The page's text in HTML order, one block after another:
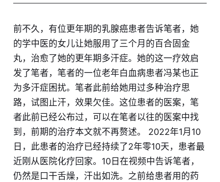
​前不久，有位更年期的乳腺癌患者告诉笔者，她
的学中医的女儿让她服用了三个月的百合固金
丸，治愈了她的更年期多汗症。她的这一疗效启
发了笔者，笔者的一位老年白血病患者冯某也正
为多汗症困扰。笔者此前给她用过多种治疗思
路，试图止汗，效果欠佳。这位患者的医案，笔
者此前已经公布过，可以在笔者以往的医案中找
到，前期的治疗本文就不再赘述。 2022年1月10
日，此患者的治疗已经持续了2年零10天，患者最
近刚从医院化疗回家。10日在视频中告诉笔者，
仍然是口干舌燥，汗出如洗。之前给患者用的药